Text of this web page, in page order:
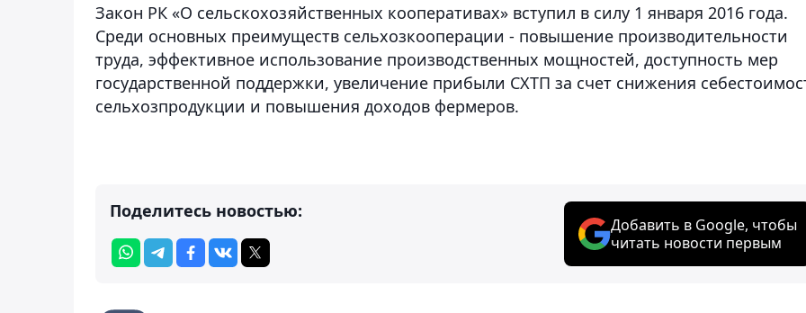
Закон РК «О сельскохозяйственных кооперативах» вступил в силу 1 января 2016 года.
Среди основных преимуществ сельхозкооперации - повышение производительности
труда, эффективное использование производственных мощностей, доступность мер
государственной поддержки, увеличение прибыли СХТП за счет снижения
сельхозпродукции и повышения доходов фермеров.
Поделитесь новостью:
Добавить в Google, чтобы
читать новости первым